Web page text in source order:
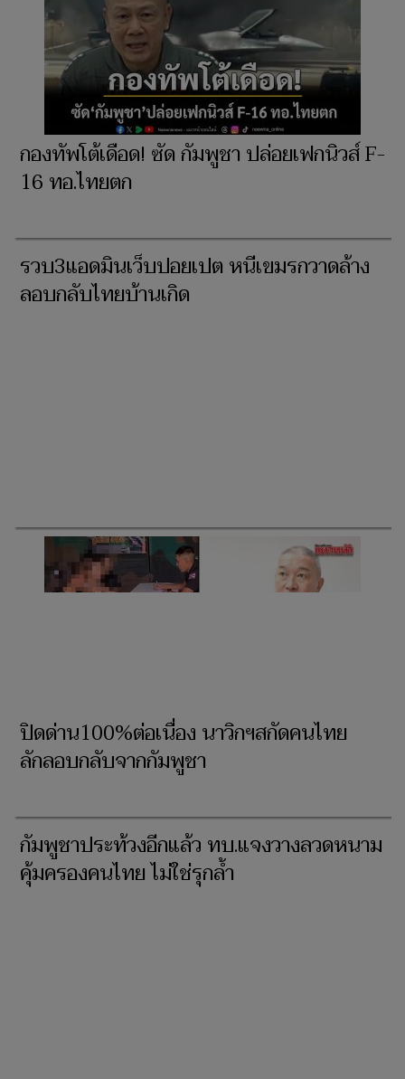
กองทัพโต้เดือด! ซัด กัมพูชา ปล่อยเฟกนิวส์ F-
16 ทอ.ไทยตก
รวบ3แอดมินเว็บปอยเปต หนีเขมรกวาดล้าง
ลอบกลับไทยบ้านเกิด
ปิดด่าน100%ต่อเนื่อง นาวิกฯสกัดคนไทย
ลักลอบกลับจากกัมพูชา
กัมพูชาประท้วงอีกแล้ว ทบ.แจงวางลวดหนาม
คุ้มครองคนไทย ไม่ใช่รุกล้ำ